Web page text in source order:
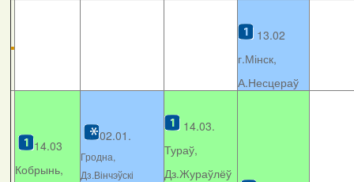
13.02
г.Мінск,
А.Несцераў
14.03
Кобрынь,
02.01.
Гродна,
Дз.Вінчэўскі
14.03.
Тураў,
Дз.Жураўлёў